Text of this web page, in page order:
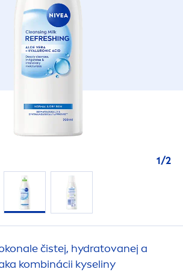
1/2
čistej, hydratovanej a
kombinácii kyseliny